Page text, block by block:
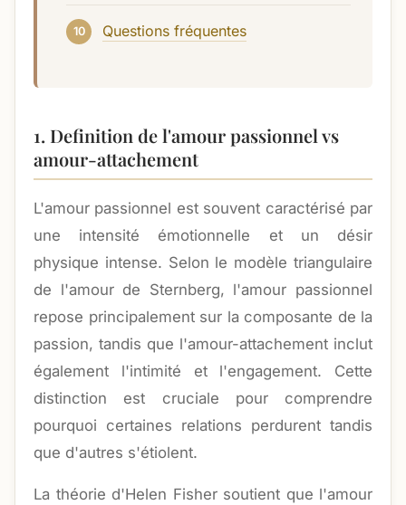
Questions fréquentes
1. Definition de l'amour passionnel vs
amour-attachement
L'amour passionnel est souvent caractérisé par
une intensité émotionnelle et un désir
physique intense. Selon le modèle triangulaire
de l'amour de Sternberg, l'amour passionnel
repose principalement sur la composante de la
passion, tandis que l'amour-attachement inclut
également l'intimité et l'engagement. Cette
distinction est cruciale pour comprendre
pourquoi certaines relations perdurent tandis
que d'autres s'étiolent.
La théorie d'Helen Fisher soutient que l'amour